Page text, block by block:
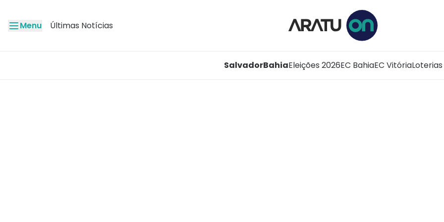
Menu Últimas Notícias
SalvadorBahiaEleições 2026EC BahiaEC VitóriaLoterias